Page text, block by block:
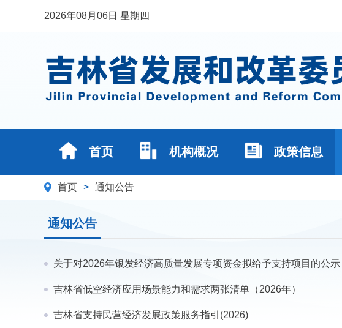
2026年08月06日 星期四
首页 机构概况 政策信息
首页 > 通知公告
通知公告
关于对2026年银发经济高质量发展专项资金拟给予支持项目的公示
吉林省低空经济应用场景能力和需求两张清单（2026年）
吉林省支持民营经济发展政策服务指引(2026)